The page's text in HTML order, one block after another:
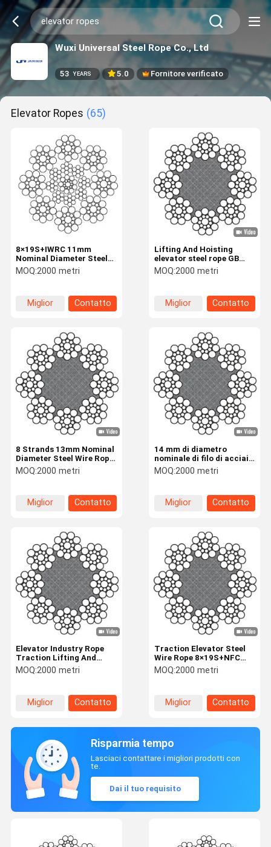
Wuxi Universal Steel Rope Co., Ltd
53 YEARS 5.0 Fornitore verificato
Elevator Ropes (65)
8×19S+IWRC 11mm
Nominal Diameter Steel
Elevator Ropes Traction
Rope
MOQ:2000 metri
Miglior
Contatto
Lifting And Hoisting
elevator steel rope GB
8903-2024 8×19S+NFC
13mm
MOQ:2000 metri
Miglior
Contatto
8 Strands 13mm Nominal
Diameter Steel Wire Rope
For Elevator 8×19S+NFC
MOQ:2000 metri
Miglior
Contatto
14 mm di diametro
nominale di filo di acciaio
per ascensore
8×19S+NFC 8 fili
MOQ:2000 metri
Miglior
Contatto
Elevator Industry Rope
Traction Lifting And
Hoisting 19mm GB 8903-
2024
MOQ:2000 metri
Miglior
Contatto
Traction Elevator Steel
Wire Rope 8×19S+NFC
19mm Nominal Diameter
MOQ:2000 metri
Miglior
Contatto
Risparmia tempo
Lasciaci contattare i migliori prodotti con
te.
Dai il tuo requisito